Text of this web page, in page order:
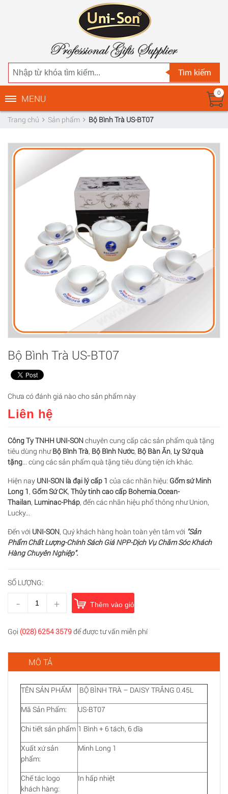
Tìm kiếm
0
MENU
Trang chủ Sản phẩm Bộ Bình Trà US-BT07
Bộ Bình Trà US-BT07
Chưa có đánh giá nào cho sản phẩm này
Liên hệ
Công Ty TNHH UNI-SONchuyên cung cấp các sản phẩm quà tặng
tiêu dùng nhưBộ Bình Trà, Bộ Bình Nước, Bộ Bàn Ăn, Ly Sứ quà
tặng ... cùng các sản phẩm quà tặng tiêu dùng tiện ích khác.
Hiện nay UNI-SON là đại lý cấp 1 của các nhãn hiệu: Gốm sứ Minh
Long 1, Gốm Sứ CK, Thủy tinh cao cấp Bohemia,Ocean-
Thailan, Luminac-Pháp, đến các nhãn hiệu phổ thông như Union,
Lucky...
Đến với UNI-SON, Quý khách hàng hoàn toàn yên tâm với "Sản
Phẩm Chất Lượng-Chính Sách Giá NPP-Dịch Vụ Chăm Sóc Khách
Hàng Chuyên Nghiệp".
SỐ LƯỢNG:
- + Thêm vào giỏ hàng
Gọi (028) 6254 3579để được tư vấn miễn phí
MÔ TẢ
TÊN SẢN PHẨM
BỘ BÌNH TRÀ – DAISY TRẮNG 0.45L
Mã Sản Phẩm:
US-BT07
Chi tiết sản phẩm 1 Bình + 6 tách, 6 dĩa
Xuất xứ sản
phẩm:
Minh Long 1
Chế tác logo
khách hàng:
In hấp nhiệt